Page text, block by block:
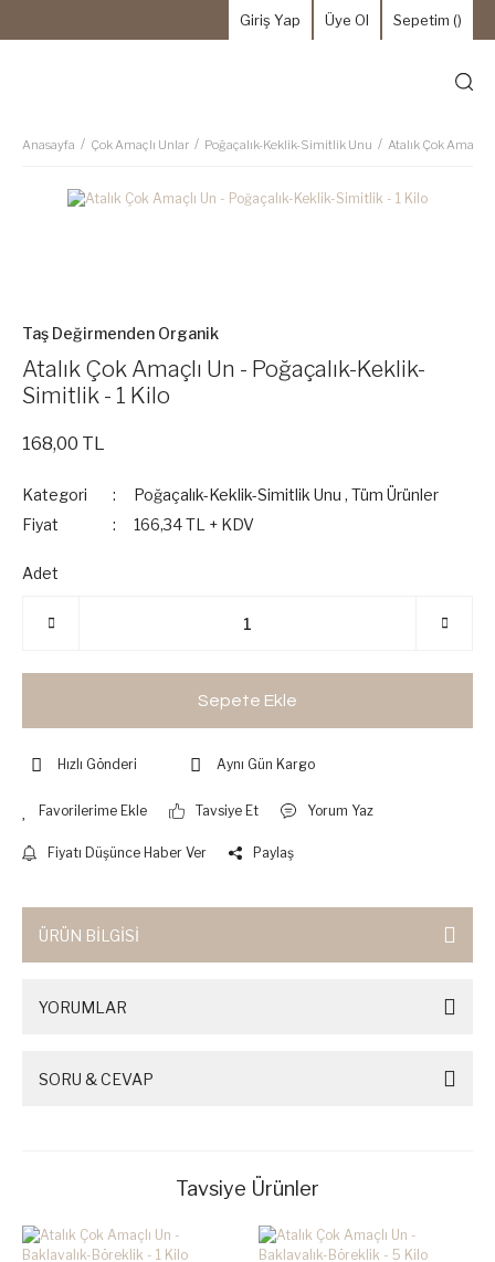
Giriş Yap Üye Ol Sepetim ()
Anasayfa Çok Amaçlı Unlar Poğaçalık-Keklik-Simitlik Unu Atalık Çok Amaçlı
Taş Değirmenden Organik
Atalık Çok Amaçlı Un - Poğaçalık-Keklik-
Simitlik - 1 Kilo
168,00 TL
Kategori Poğaçalık-Keklik-Simitlik Unu , Tüm Ürünler
Fiyat
166,34 TL + KDV
Adet
Sepete Ekle
Hızlı Gönderi Aynı Gün Kargo
Tavsiye Et Yorum Yaz
Fiyatı Düşünce Haber Ver Paylaş
ÜRÜN BİLGİSİ
YORUMLAR
SORU & CEVAP
Tavsiye Ürünler